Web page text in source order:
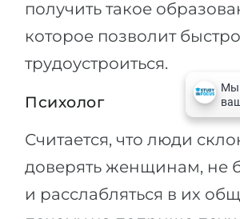
получить такое
которое позволит быстро
трудоустроиться.
Психолог
Считается, что люди
доверять женщинам, не
и расслабляться в их